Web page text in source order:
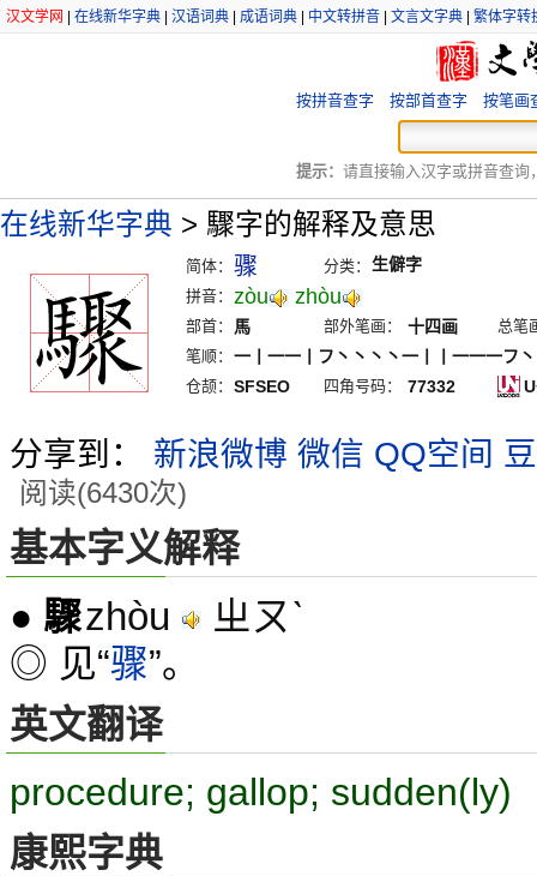
汉文学网 在线新华字典 汉语词典 成语词典 中文转拼音 文言文字典 繁体字转
按拼音查字 按部首查字 按笔画
提示： 请直接输入汉字或拼音查询
在线新华字典 > 驟字的解释及意思
简体： 骤 分类： 生僻字
拼音： zòu zhòu
部首： 馬 部外笔画： 十四画
总笔
笔顺： 一丨一一丨フ丶丶丶丶一丨丨一一一フ
仓颉： SFSEO 四角号码： 77332
分享到： 新浪微博 微信 QQ空间
阅读(6430次)
基本字义解释
● 驟zhòu ㄓㄡˋ
◎ 见“骤”。
英文翻译
procedure; gallop; sudden(ly)
康熙字典